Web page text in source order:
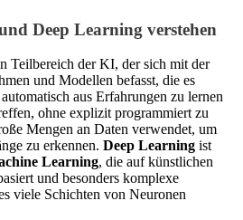
Deep Learning verstehen
Teilbereich der KI, der sich mit der
und Modellen befasst, die es
aus Erfahrungen zu lernen
ohne explizit programmiert zu
Mengen an Daten verwendet, um
zu erkennen. Deep Learning ist
Learning, die auf künstlichen
und besonders komplexe
viele Schichten von Neuronen